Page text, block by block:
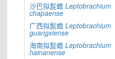
沙巴拟髭蟾 Leptobrachium
chapaense
广西拟髭蟾 Leptobrachium
guangxiense
海南拟髭蟾 Leptobrachium
hainanense